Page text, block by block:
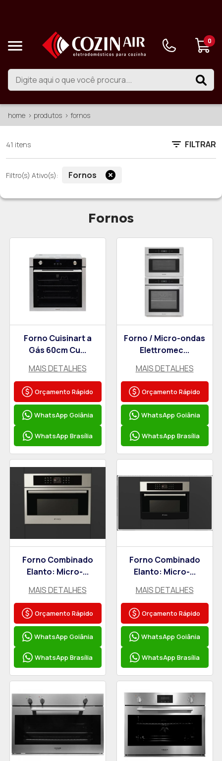
0
home produtos fornos
41 itens FILTRAR
Filtro(s) Ativo(s): Fornos
Fornos
Forno Cuisinart a
Gás 60cm Cu...
MAIS DETALHES
Orçamento Rápido
WhatsApp Goiânia
WhatsApp Brasília
Forno / Micro-ondas
Elettromec...
MAIS DETALHES
Orçamento Rápido
WhatsApp Goiânia
WhatsApp Brasília
Forno Combinado
Elanto: Micro-...
MAIS DETALHES
Orçamento Rápido
WhatsApp Goiânia
WhatsApp Brasília
Forno Combinado
Elanto: Micro-...
MAIS DETALHES
Orçamento Rápido
WhatsApp Goiânia
WhatsApp Brasília